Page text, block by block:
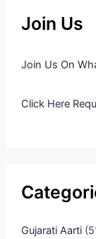
Join Us
Join Us On
Click Here
Gujarati Aarti